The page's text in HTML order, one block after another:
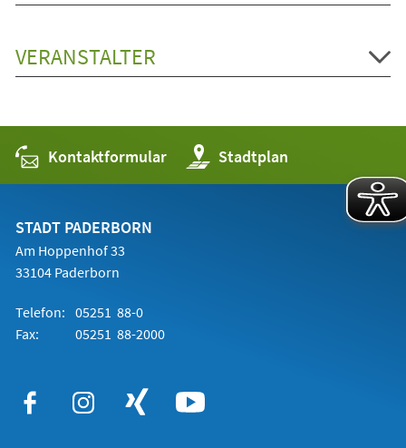
VERANSTALTER
Kontaktformular Stadtplan
(Öffnet
in
einem
STADT PADERBORN
Am Hoppenhof 33
33104 Paderborn
Telefon: 05251 88-0
Fax:
05251 88-2000